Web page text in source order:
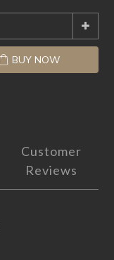
BUY NOW
Customer
Reviews